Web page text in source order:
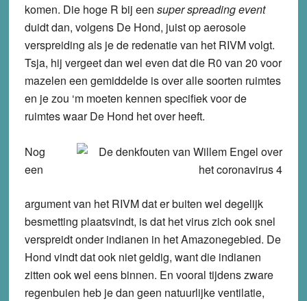
komen. Die hoge R bij een super spreading event
duidt dan, volgens De Hond, juist op aerosole
verspreiding als je de redenatie van het RIVM volgt.
Tsja, hij vergeet dan wel even dat die R0 van 20 voor
mazelen een gemiddelde is over alle soorten ruimtes
en je zou ‘m moeten kennen specifiek voor de
ruimtes waar De Hond het over heeft.
Nog
een
argument van het RIVM dat er buiten wel degelijk
besmetting plaatsvindt, is dat het virus zich ook snel
verspreidt onder indianen in het Amazonegebied. De
Hond vindt dat ook niet geldig, want die indianen
zitten ook wel eens binnen. En vooral tijdens zware
regenbuien heb je dan geen natuurlijke ventilatie,